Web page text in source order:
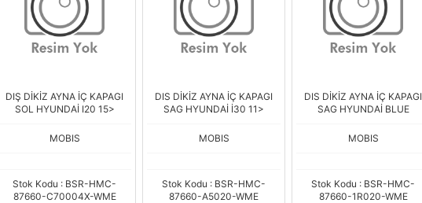
DIŞ DİKİZ AYNA İÇ KAPAGI
SOL HYUNDAİ I20 15>
MOBIS
Stok Kodu : BSR-HMC-
87660-C70004X-WME
DIS DİKİZ AYNA İÇ KAPAGI
SAG HYUNDAİ İ30 11>
MOBIS
Stok Kodu : BSR-HMC-
87660-A5020-WME
DIS DİKİZ AYNA İÇ KAPAGI
SAG HYUNDAİ BLUE
MOBIS
Stok Kodu : BSR-HMC-
87660-1R020-WME